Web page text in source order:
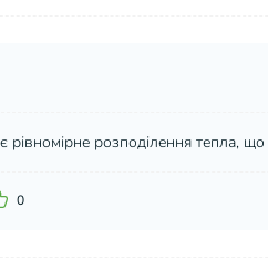
рівномірне розподілення тепла,
0